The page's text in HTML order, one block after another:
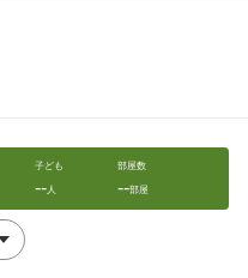
子ども
--人
部屋数
--部屋